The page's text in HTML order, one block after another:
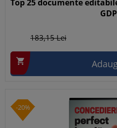
Top 25 documente
183,15Lei

-20%